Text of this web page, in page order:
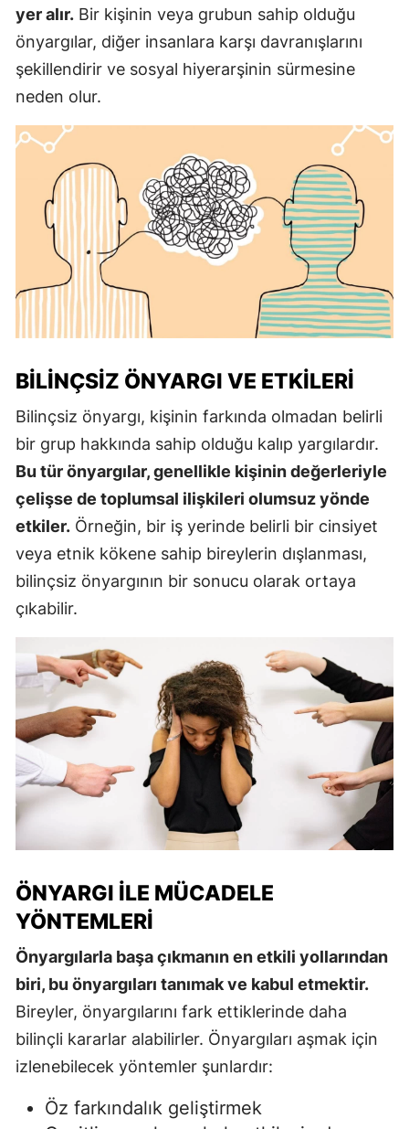
yer alır. Bir kişinin veya grubun sahip olduğu
önyargılar, diğer insanlara karşı davranışlarını
şekillendirir ve sosyal hiyerarşinin sürmesine
neden olur.
BILINÇSIZ ÖNYARGI VE ETKILERI
Bilinçsiz önyargı, kişinin farkında olmadan belirli
bir grup hakkında sahip olduğu kalıp yargılardır.
Bu tür önyargılar, genellikle kişinin değerleriyle
çelişse de toplumsal ilişkileri olumsuz yönde
etkiler. Örneğin, bir iş yerinde belirli bir cinsiyet
veya etnik kökene sahip bireylerin dışlanması,
bilinçsiz önyargının bir sonucu olarak ortaya
çıkabilir.
ÖNYARGI ILE MÜCADELE
YÖNTEMLERI
Önyargılarla başa çıkmanın en etkili yollarından
biri, bu önyargıları tanımak ve kabul etmektir.
Bireyler, önyargılarını fark ettiklerinde daha
bilinçli kararlar alabilirler. Önyargıları aşmak için
izlenebilecek yöntemler şunlardır:
Öz farkındalık geliştirmek